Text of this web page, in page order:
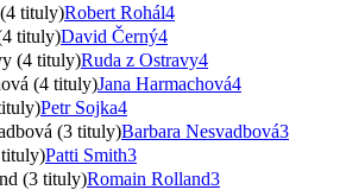
tituly)Robert Rohál4
tituly)David Černý4
(4 tituly)Ruda z Ostravy4
(4 tituly)Jana Harmachová4
Petr Sojka4
(3 tituly)Barbara Nesvadbová3
Patti Smith3
(3 tituly)Romain Rolland3